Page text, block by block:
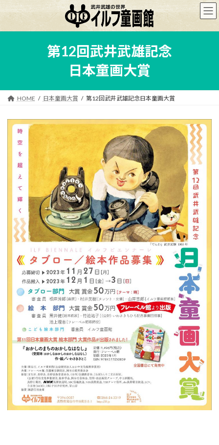
ン
ン
プ
ビ
ー
動
第12回武井武雄記念
日本童画大賞
HOME 日本童画大賞 第12回武井武雄記念日本童画大賞